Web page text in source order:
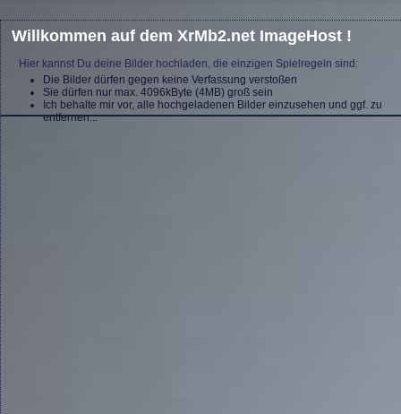
Willkommen auf dem XrMb2.net ImageHost !
Hier kannst Du deine Bilder hochladen, die einzigen Spielregeln sind:
Die Bilder dürfen gegen keine Verfassung verstoßen
Sie dürfen nur max. 4096kByte (4MB) groß sein
Ich behalte mir vor, alle hochgeladenen Bilder einzusehen und ggf. zu
entfernen...